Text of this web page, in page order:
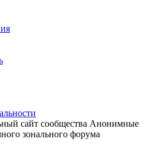
сайт сообщества Анонимные
зонального форума